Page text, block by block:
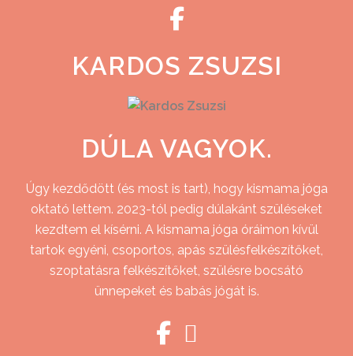
KARDOS ZSUZSI
DÚLA VAGYOK.
Úgy kezdődött (és most is tart), hogy kismama jóga
oktató lettem. 2023-tól pedig dúlakánt szüléseket
kezdtem el kísérni. A kismama jóga óráimon kívül
tartok egyéni, csoportos, apás szülésfelkészítőket,
szoptatásra felkészítőket, szülésre bocsátó
ünnepeket és babás jógát is.